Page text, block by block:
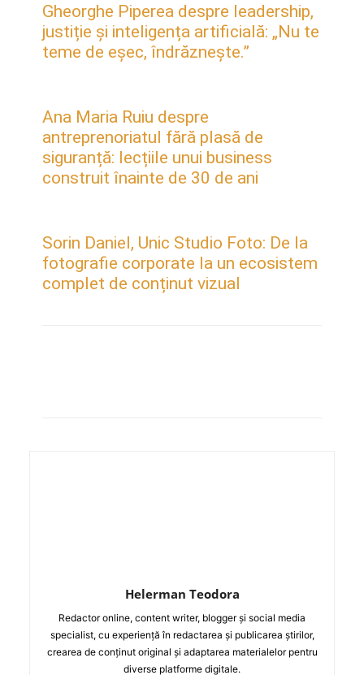
Gheorghe Piperea despre leadership,
justiție și inteligența artificială: „Nu te
teme de eșec, îndrăznește.”
Ana Maria Ruiu despre
antreprenoriatul fără plasă de
siguranță: lecțiile unui business
construit înainte de 30 de ani
Sorin Daniel, Unic Studio Foto: De la
fotografie corporate la un ecosistem
complet de conținut vizual
Helerman Teodora
Redactor online, content writer, blogger și social media
specialist, cu experiență în redactarea și publicarea știrilor,
crearea de conținut original și adaptarea materialelor pentru
diverse platforme digitale.